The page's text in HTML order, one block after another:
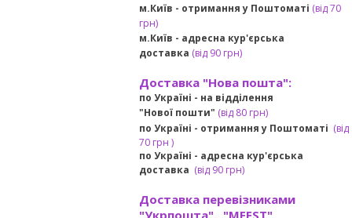
м.Київ - отримання у Поштоматі (від 70
грн)
м.Київ - адресна кур'єрська
доставка (від90 грн)
Доставка "Нова пошта":
по Україні - на відділення
"Нової пошти" (від 80 грн)
по Україні - отримання у Поштоматі (від
70 грн )
по Україні - адресна кур'єрська
доставка (від90 грн)
Доставка перевізниками
"Укрпошта", "MEEST"